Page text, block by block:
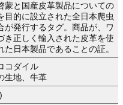
蒙と国産皮革製品についての
目的に設立された全日本爬虫
が発行するタグ。商品が、ワ
き正しく輸入された皮革を使
た日本製品であることの証。
コダイル
生地、牛革